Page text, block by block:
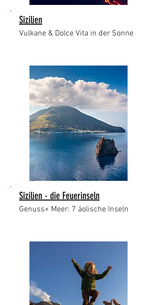
Sizilien
Vulkane & Dolce Vita in der Sonne
Sizilien - die Feuerinseln
Genuss+ Meer: 7 äolische Inseln